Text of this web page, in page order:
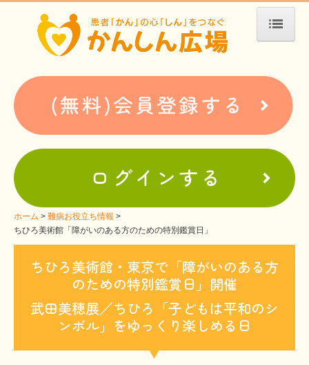
ホーム
患者会・支援団体紹介
疾患別検索
疾患分類検索
支援中ホームページ一例
患者会紹介
文献に関するコラム
ホーム
難病お役立ち情報
ちひろ美術館「障がいのある方のための特別鑑賞日」
ちひろ美術館・東京で「障がいのある方
のための特別鑑賞日」開催
武田美穂展／ちひろ「子どもは平和のシ
ンボル」をゆっくり楽しめる日